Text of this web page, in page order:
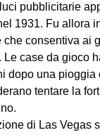
pubblicitarie
1931. Fu allora
consentiva ai
Le case da gioco
dopo una pioggia
tentare la
di Las Vegas